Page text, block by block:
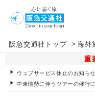
阪急交通社トップ > 海外
重
ウェブサービス休止のお知ら
中東情勢に伴うツアーの催行